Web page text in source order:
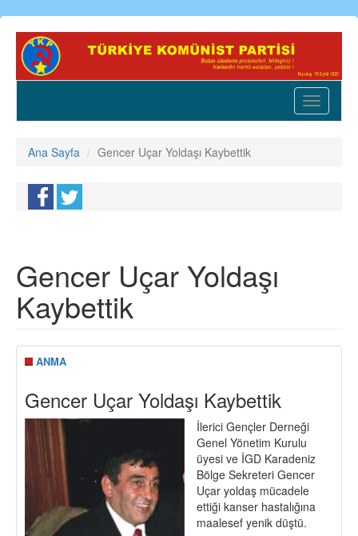
Ana
içeriğe
Toggle
Ana Sayfa Gencer Uçar Yoldaşı Kaybettik
Gencer Uçar Yoldaşı
Kaybettik
ANMA
Gencer Uçar Yoldaşı Kaybettik
İlerici Gençler Derneği
Genel Yönetim Kurulu
üyesi ve İGD Karadeniz
Bölge Sekreteri Gencer
Uçar yoldaş mücadele
ettiği kanser hastalığına
maalesef yenik düştü.